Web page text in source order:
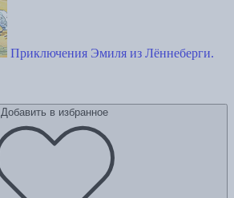
Приключения Эмиля из Лённеберги.
Добавить в избранное